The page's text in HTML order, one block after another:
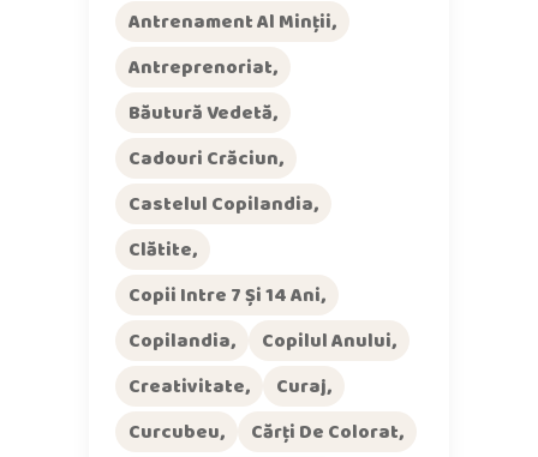
Antrenament Al Minții
Antreprenoriat
Băutură Vedetă
Cadouri Crăciun
Castelul Copilandia
Clătite
Copii Intre 7 Și 14 Ani
Copilandia
Copilul Anului
Creativitate
Curaj
Curcubeu
Cărți De Colorat